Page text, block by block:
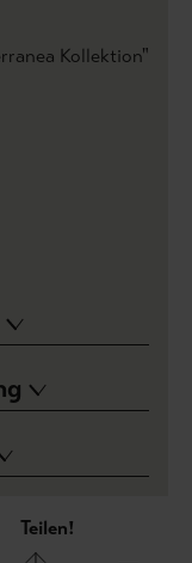
Kollektion"
Teilen!